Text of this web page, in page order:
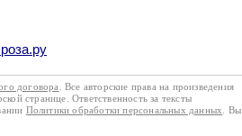
договора
. Все авторские права на произведения
странице. Ответственность за тексты
Политики обработки персональных данных
. Вы